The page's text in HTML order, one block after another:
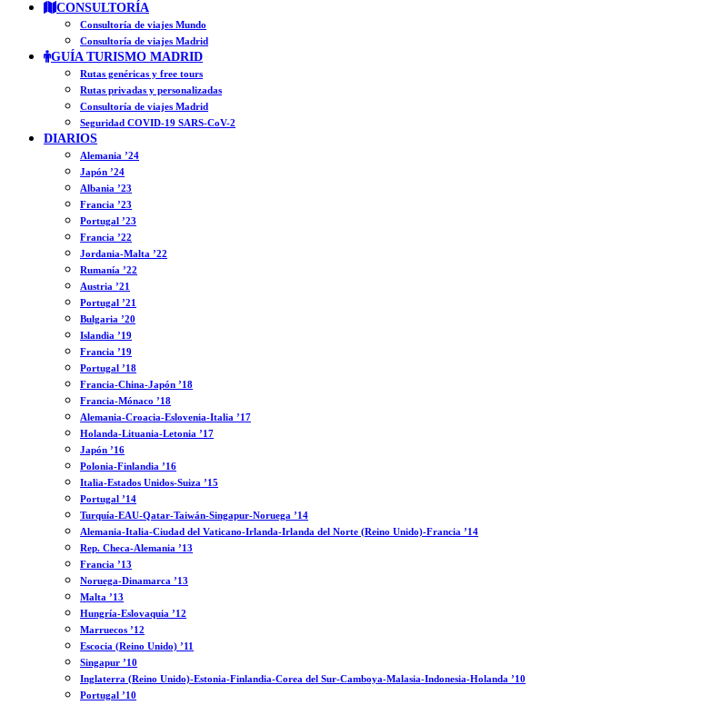
CONSULTORÍA
Consultoría de viajes Mundo
Consultoría de viajes Madrid
GUÍA TURISMO MADRID
Rutas genéricas y free tours
Rutas privadas y personalizadas
Consultoría de viajes Madrid
Seguridad COVID-19 SARS-CoV-2
DIARIOS
Alemania ’24
Japón ’24
Albania ’23
Francia ’23
Portugal ’23
Francia ’22
Jordania-Malta ’22
Rumanía ’22
Austria ’21
Portugal ’21
Bulgaria ’20
Islandia ’19
Francia ’19
Portugal ’18
Francia-China-Japón ’18
Francia-Mónaco ’18
Alemania-Croacia-Eslovenia-Italia ’17
Holanda-Lituania-Letonia ’17
Japón ’16
Polonia-Finlandia ’16
Italia-Estados Unidos-Suiza ’15
Portugal ’14
Turquía-EAU-Qatar-Taiwán-Singapur-Noruega ’14
Alemania-Italia-Ciudad del Vaticano-Irlanda-Irlanda del Norte (Reino Unido)-Francia ’14
Rep. Checa-Alemania ’13
Francia ’13
Noruega-Dinamarca ’13
Malta ’13
Hungría-Eslovaquia ’12
Marruecos ’12
Escocia (Reino Unido) ’11
Singapur ’10
Inglaterra (Reino Unido)-Estonia-Finlandia-Corea del Sur-Camboya-Malasia-Indonesia-Holanda ’10
Portugal ’10